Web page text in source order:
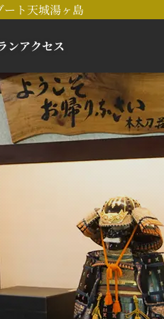
ト天城湯ヶ島
ンアクセス